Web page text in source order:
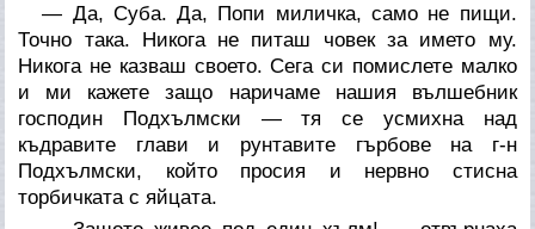
— Да, Суба. Да, Попи миличка, само не пищи.
Точно така. Никога не питаш човек за името му.
Никога не казваш своето. Сега си помислете малко
и ми кажете защо наричаме нашия вълшебник
господин Подхълмски — тя се усмихна над
къдравите глави и рунтавите гърбове на г-н
Подхълмски, който просия и нервно стисна
торбичката с яйцата.